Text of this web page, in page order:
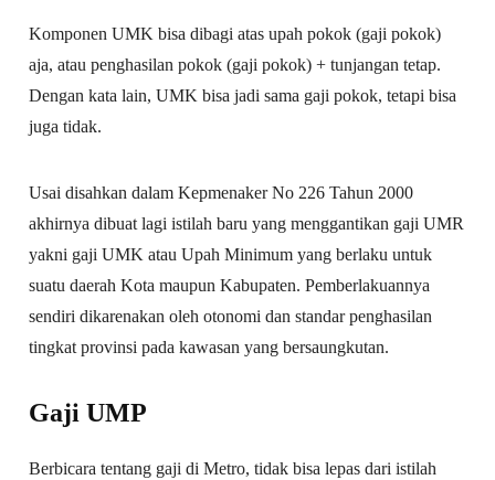
Komponen UMK bisa dibagi atas upah pokok (gaji pokok)
aja, atau penghasilan pokok (gaji pokok) + tunjangan tetap.
Dengan kata lain, UMK bisa jadi sama gaji pokok, tetapi bisa
juga tidak.
Usai disahkan dalam Kepmenaker No 226 Tahun 2000
akhirnya dibuat lagi istilah baru yang menggantikan gaji UMR
yakni gaji UMK atau Upah Minimum yang berlaku untuk
suatu daerah Kota maupun Kabupaten. Pemberlakuannya
sendiri dikarenakan oleh otonomi dan standar penghasilan
tingkat provinsi pada kawasan yang bersaungkutan.
Gaji UMP
Berbicara tentang gaji di Metro, tidak bisa lepas dari istilah